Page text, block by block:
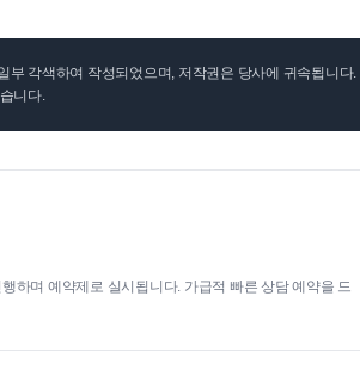
각색하여 작성되었으며, 저작권은 당사에 귀속됩니다
니다.
하며 예약제로 실시됩니다. 가급적 빠른 상담 예약을 드